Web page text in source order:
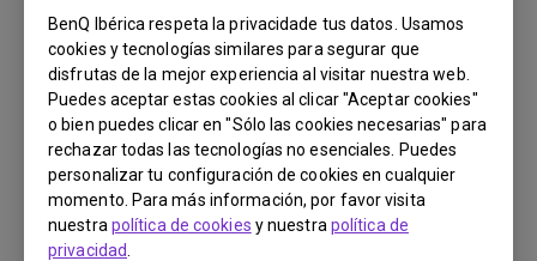
BenQ Ibérica respeta la privacidade tus datos. Usamos
cookies y tecnologías similares para segurar que
disfrutas de la mejor experiencia al visitar nuestra web.
Puedes aceptar estas cookies al clicar "Aceptar cookies"
o bien puedes clicar en "Sólo las cookies necesarias" para
rechazar todas las tecnologías no esenciales. Puedes
personalizar tu configuración de cookies en cualquier
momento. Para más información, por favor visita
nuestra política de cookies y nuestra política de
privacidad
W750 / W770ST
BenQ Part Number: 5J.J7K05.001
Search Stores
You Can Also Buy Here
Find Stores